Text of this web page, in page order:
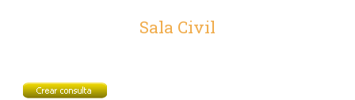
Sala Civil